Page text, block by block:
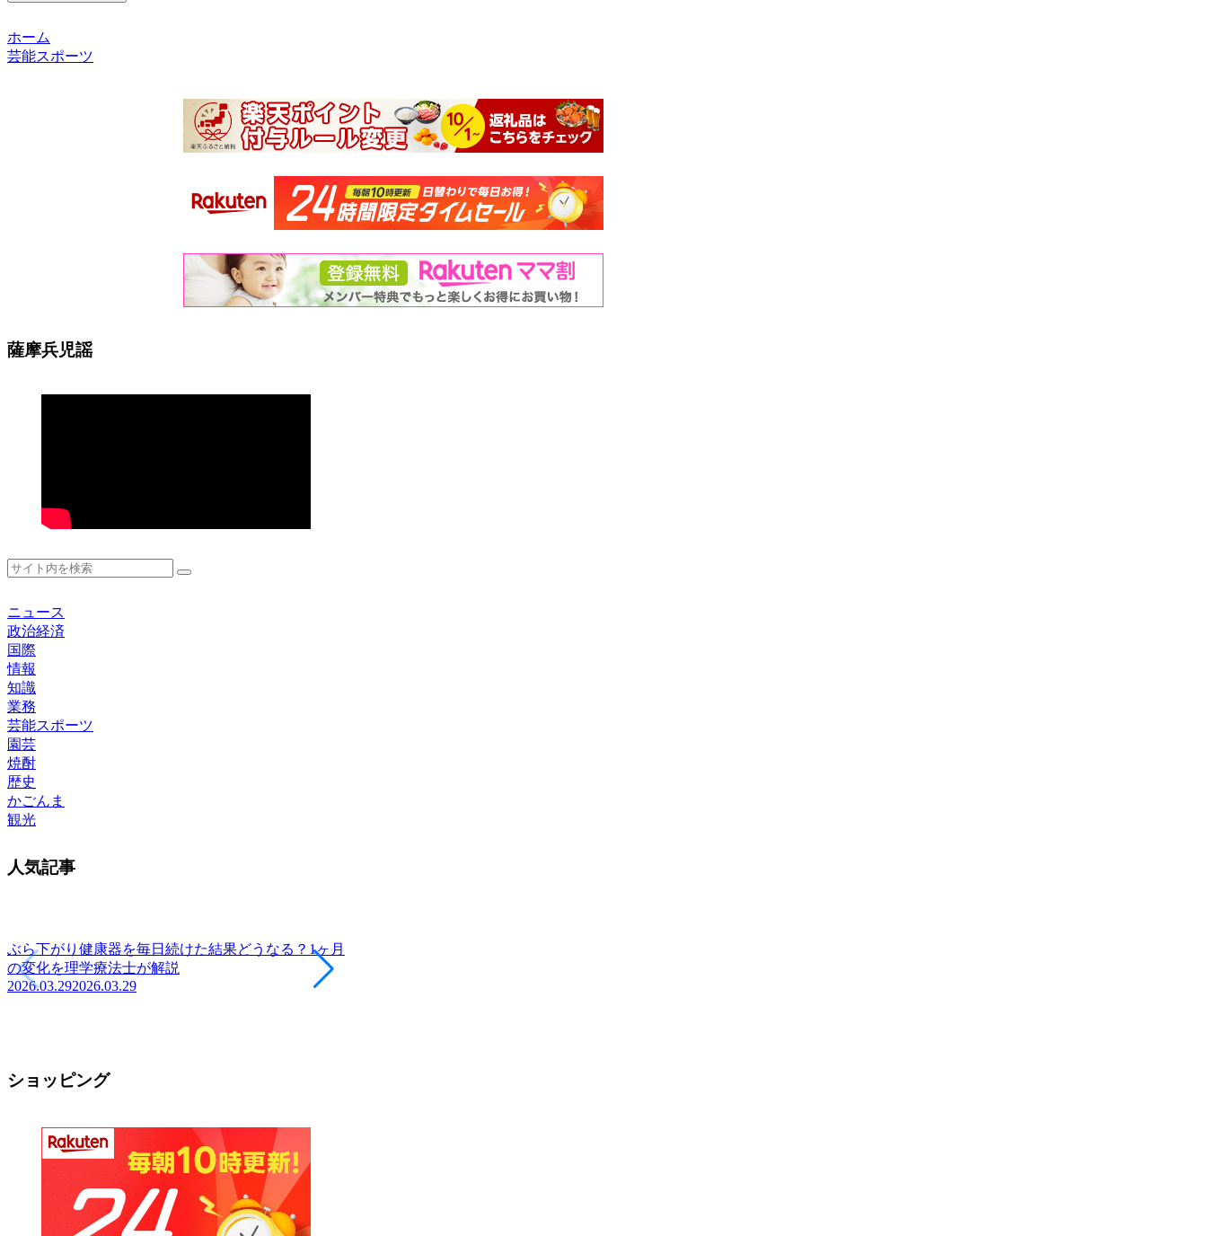
ホーム
芸能スポーツ
薩摩兵児謡
ニュース
政治経済
国際
情報
知識
業務
芸能スポーツ
園芸
焼酎
歴史
かごんま
観光
人気記事
ぶら下がり健康器を毎日続けた結果どうなる？1ヶ月
の変化を理学療法士が解説
2026.03.292026.03.29
ショッピング